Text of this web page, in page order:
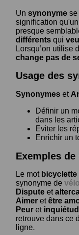
Un synonyme se
signification
presque
différents qui
Lorsqu’on utilise
change pas de
Usage des
Synonymes et
Définir un
dans les
Eviter les
Enrichir un
Exemples
Le mot bicyclette
synonyme de vélo
Dispute et
Aimer etêtre
Peur et
retrouve dans ce
ligne.